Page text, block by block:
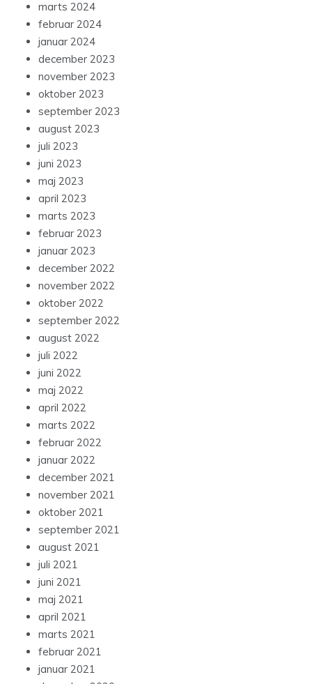
marts 2024
februar 2024
januar 2024
december 2023
november 2023
oktober 2023
september 2023
august 2023
juli 2023
juni 2023
maj 2023
april 2023
marts 2023
februar 2023
januar 2023
december 2022
november 2022
oktober 2022
september 2022
august 2022
juli 2022
juni 2022
maj 2022
april 2022
marts 2022
februar 2022
januar 2022
december 2021
november 2021
oktober 2021
september 2021
august 2021
juli 2021
juni 2021
maj 2021
april 2021
marts 2021
februar 2021
januar 2021